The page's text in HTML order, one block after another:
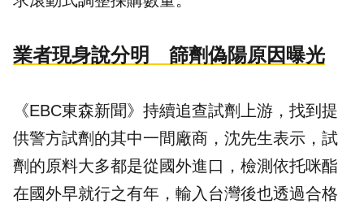
業者現身說分明 篩劑偽陽原因曝光
《EBC東森新聞》持續追查試劑上游，找到提
供警方試劑的其中一間廠商，沈先生表示，試
劑的原料大多都是從國外進口，檢測依托咪酯
在國外早就行之有年，輸入台灣後也透過合格